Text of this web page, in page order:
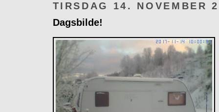
TIRSDAG 14. NOVEMBER
Dagsbilde!